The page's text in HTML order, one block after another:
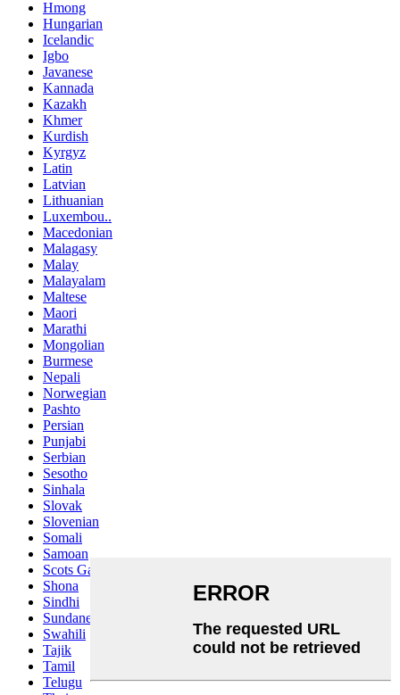
Hmong
Hungarian
Icelandic
Igbo
Javanese
Kannada
Kazakh
Khmer
Kurdish
Kyrgyz
Latin
Latvian
Lithuanian
Luxembou..
Macedonian
Malagasy
Malay
Malayalam
Maltese
Maori
Marathi
Mongolian
Burmese
Nepali
Norwegian
Pashto
Persian
Punjabi
Serbian
Sesotho
Sinhala
Slovak
Slovenian
Somali
Samoan
Scots Gaelic
Shona
Sindhi
Sundanese
Swahili
Tajik
Tamil
Telugu